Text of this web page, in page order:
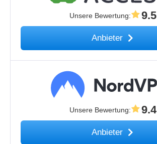
Unsere Bewertung: 9.5
Anbieter
Unsere Bewertung: 9.4
Anbieter